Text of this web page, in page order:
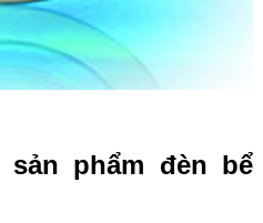
phẩm đèn bể